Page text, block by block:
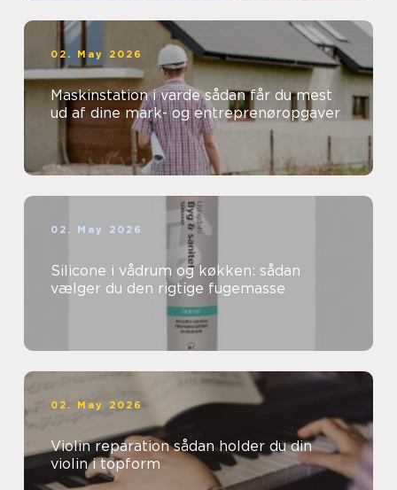
02. May 2026
Maskinstation i varde sådan får du mest
ud af dine mark- og entreprenøropgaver
02. May 2026
Silicone i vådrum og køkken: sådan
vælger du den rigtige fugemasse
02. May 2026
Violin reparation sådan holder du din
violin i topform